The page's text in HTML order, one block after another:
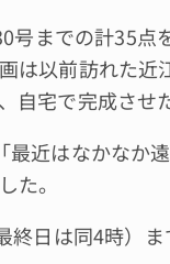
までの計35点
は以前訪れた近
宅で完成させ
近はなかなか遠
た。
日は同4時）ま